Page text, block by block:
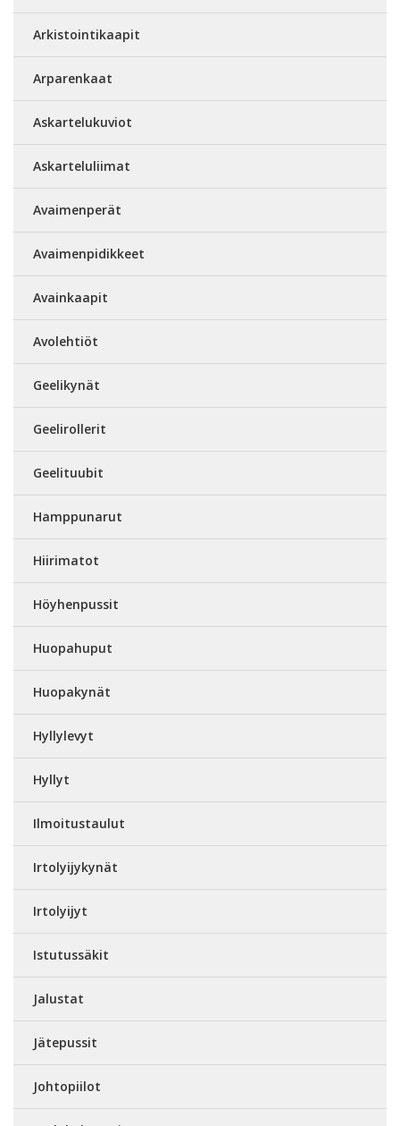
Arkistointikaapit
Arparenkaat
Askartelukuviot
Askarteluliimat
Avaimenperät
Avaimenpidikkeet
Avainkaapit
Avolehtiöt
Geelikynät
Geelirollerit
Geelituubit
Hamppunarut
Hiirimatot
Höyhenpussit
Huopahuput
Huopakynät
Hyllylevyt
Hyllyt
Ilmoitustaulut
Irtolyijykynät
Irtolyijyt
Istutussäkit
Jalustat
Jätepussit
Johtopiilot